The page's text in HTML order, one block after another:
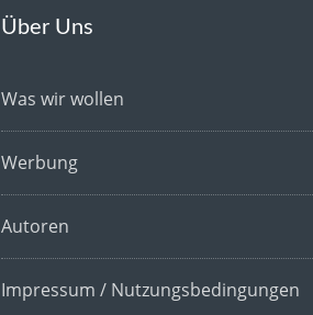
Über Uns
Was wir wollen
Werbung
Autoren
Impressum / Nutzungsbedingungen